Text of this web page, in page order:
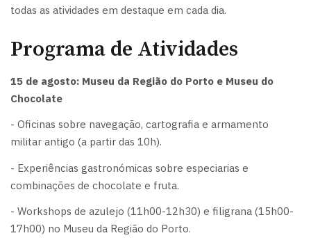
todas as atividades em destaque em cada dia.
Programa de Atividades
15 de agosto: Museu da Região do Porto e Museu do
Chocolate
- Oficinas sobre navegação, cartografia e armamento
militar antigo (a partir das 10h).
- Experiências gastronómicas sobre especiarias e
combinações de chocolate e fruta.
- Workshops de azulejo (11h00-12h30) e filigrana (15h00-
17h00) no Museu da Região do Porto.